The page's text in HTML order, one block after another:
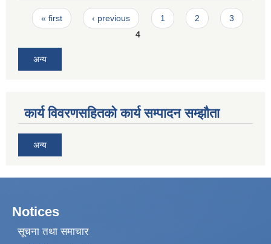
Pages
« first ‹ previous 1 2
3
4
अन्य
कार्य विवरणसहितको कार्य सम्पादन सम्झौता
अन्य
Notices
सूचना तथा समाचार